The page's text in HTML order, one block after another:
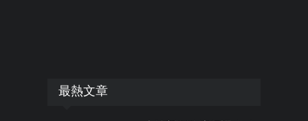
最熱文章